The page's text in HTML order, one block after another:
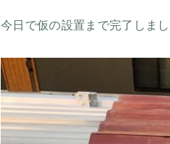
今日で仮の設置まで完了しまし